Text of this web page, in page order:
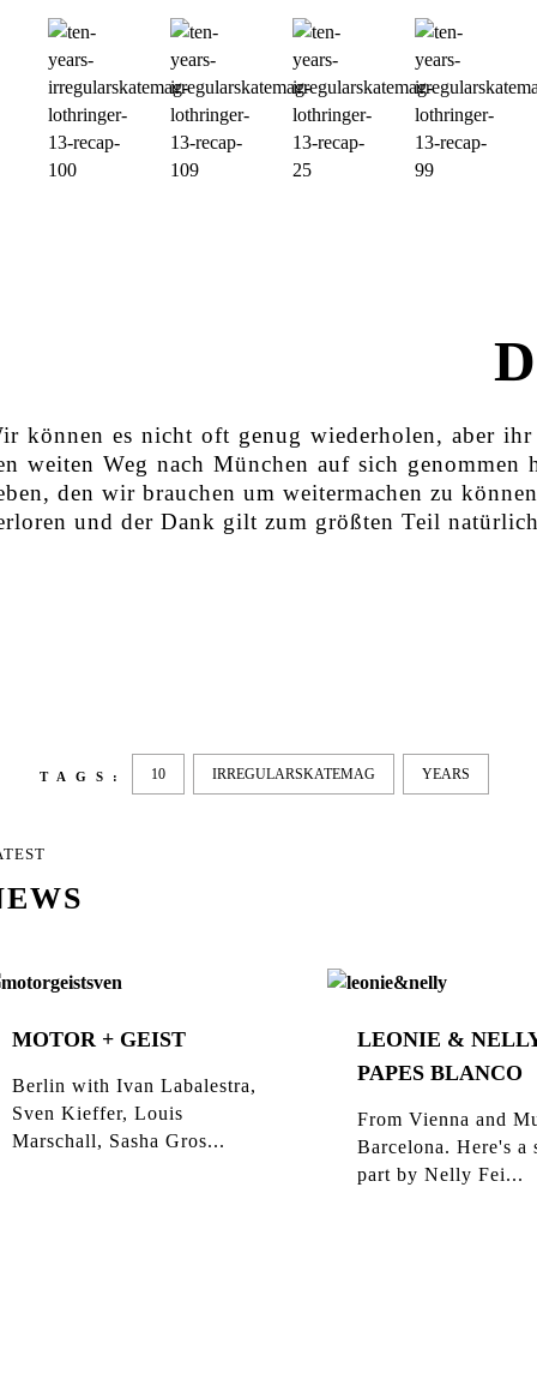
können es nicht oft genug wiederholen, aber
weiten Weg nach München auf sich
den wir brauchen um weitermachen zu
und der Dank gilt zum größten Teil
TAGS: 10 IRREGULARSKATEMAG YEARS
MOTOR + GEIST
Berlin with Ivan Labalestra,
Sven Kieffer, Louis
Marschall, Sasha Gros...
LEONIE &
PAPES BLANCO
From Vienna and
Barcelona. Here's a
part by Nelly Fei...